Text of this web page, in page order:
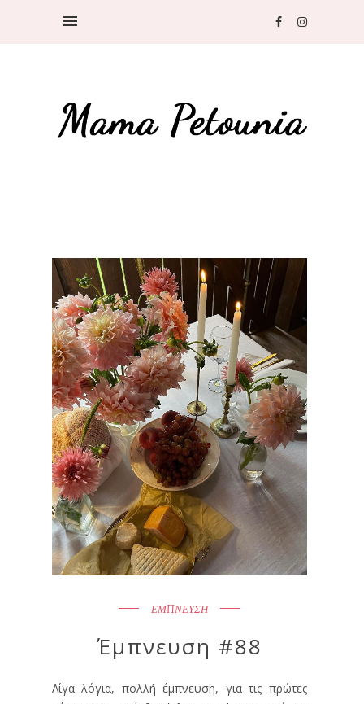
ΕΜΠΝΕΥΣΗ
Έμπνευση #88
Λίγα λόγια, πολλή έμπνευση, για τις πρώτες